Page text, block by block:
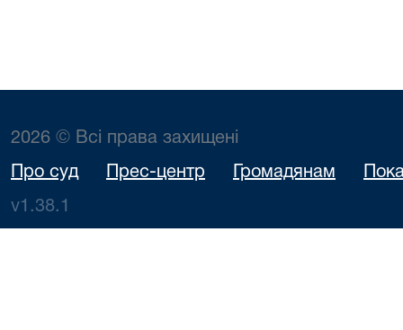
2026 © Всі права захищені
Про суд Прес-центр Громадянам
v1.38.1